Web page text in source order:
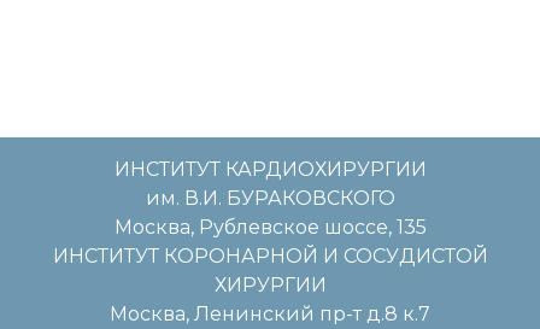
ИНСТИТУТ КАРДИОХИРУРГИИ
им. В.И. БУРАКОВСКОГО
Москва, Рублевское шоссе, 135
ИНСТИТУТ КОРОНАРНОЙ И СОСУДИСТОЙ
ХИРУРГИИ
Москва, Ленинский пр-т д.8 к.7